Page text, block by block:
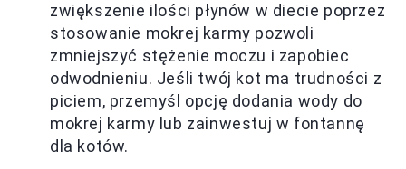
zwiększenie ilości płynów w diecie poprzez
stosowanie mokrej karmy pozwoli
zmniejszyć stężenie moczu i zapobiec
odwodnieniu. Jeśli twój kot ma trudności z
piciem, przemyśl opcję dodania wody do
mokrej karmy lub zainwestuj w fontannę
dla kotów.